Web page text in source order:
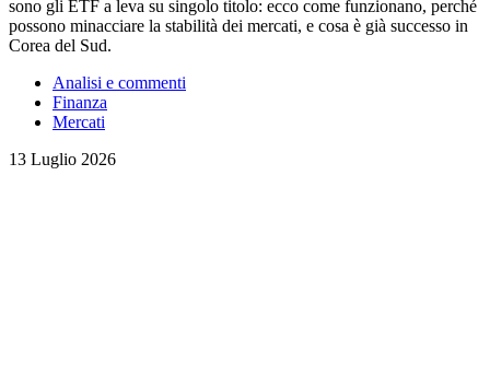
sono gli ETF a leva su singolo titolo: ecco come funzionano, perché
possono minacciare la stabilità dei mercati, e cosa è già successo in
Corea del Sud.
Analisi e commenti
Finanza
Mercati
13 Luglio 2026